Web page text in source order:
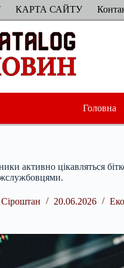
КАРТА САЙТУ
Головна
активно цікавляться
Сіроштан 20.06.2026